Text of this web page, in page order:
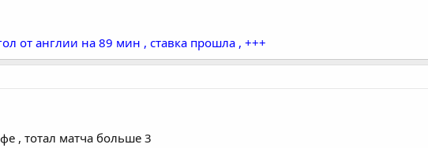
от англии на 89 мин , ставка прошла , +++
, тотал матча больше 3